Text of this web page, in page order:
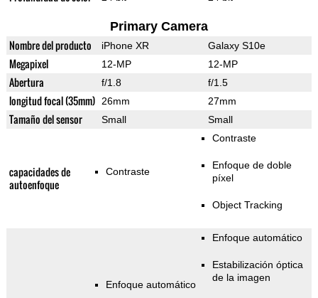
Primary Camera
Nombre del producto iPhone XR Galaxy S10e
Megapixel 12-MP 12-MP
Abertura f/1.8 f/1.5
longitud focal (35mm) 26mm 27mm
Tamaño del sensor Small Small
capacidades de
autoenfoque
Contraste
Contraste
Enfoque de doble
píxel
Object Tracking
Enfoque automático
Enfoque automático
Estabilización óptica
de la imagen